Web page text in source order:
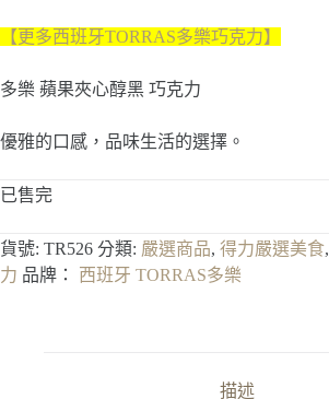
【更多西班牙TORRAS多樂巧克力】
多樂 蘋果夾心醇黑 巧克力
優雅的口感，品味生活的選擇。
已售完
貨號: TR526 分類: 嚴選商品, 得力嚴選美食,
力 品牌： 西班牙 TORRAS多樂
描述